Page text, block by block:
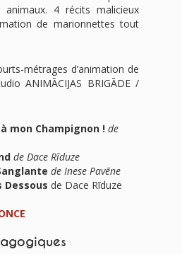
4 récits malicieux
de marionnettes tout
métrages d’animation de
ANIMĀCIJAS BRIGĀDE /
mon Champignon ! de
de Dace Rīduze
de Inese Pavēne
Dessous de Dace Rīduze